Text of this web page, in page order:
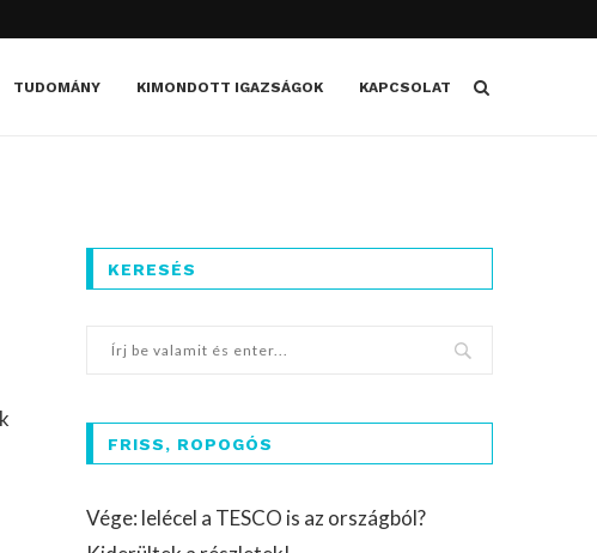
TUDOMÁNY KIMONDOTT IGAZSÁGOK KAPCSOLAT
KERESÉS
FRISS, ROPOGÓS
Vége: lelécel a TESCO is az országból?